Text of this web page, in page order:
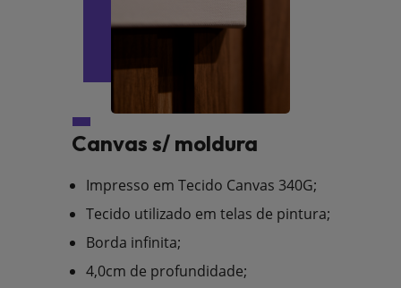
Canvas s/ moldura
Impresso em Tecido Canvas 340G;
Tecido utilizado em telas de pintura;
Borda infinita;
4,0cm de profundidade;